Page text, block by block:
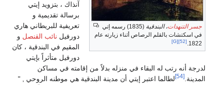
جسر التنهدات، البندقية
(1835) رسمه إتي
في اسكتشات بالقلم الرصاص أثناء زيارته عام
1822.
[52]
[G]
آنذاك ، بتزويد إيتي
برسالة تقديمية و
تعريفية للبريطاني هاري
دورفيل نائب القنصل و
المقيم في البندقية ، كان
دورفيل متأثراً بإيتي
لدرجة أنه رتب له البقاء في منزله بدلاً من إقامته في مساكن
المدينة.[54]
لطالما اعتبر إيتي أن مدينة البندقية هي موطنه الروحي , "